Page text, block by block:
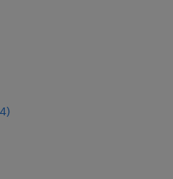
)